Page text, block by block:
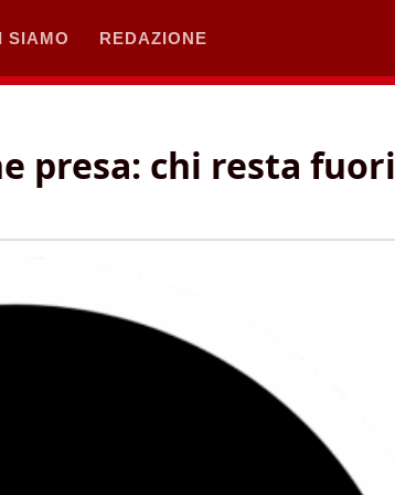
SIAMO REDAZIONE
presa: chi resta fuori